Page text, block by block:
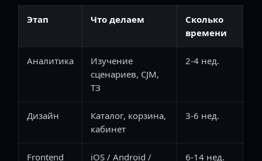
Этап Что делаем
Сколько
времени
Аналитика
Изучение
сценариев, CJM,
ТЗ
2-4 нед.
Дизайн
Каталог, корзина,
кабинет
3-6 нед.
Frontend iOS / Android / 6-14 нед.